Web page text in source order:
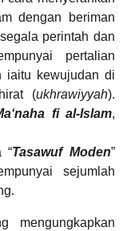
dengan beriman
perintah dan
pertalian
iaitu kewujudan di
(ukhrawiyyah).
fi al-Islam,
“Tasawuf Moden”
sejumlah
mengungkapkan